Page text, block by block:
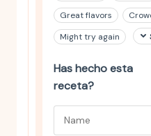
Great flavors
Might try again
Has hecho esta
receta?